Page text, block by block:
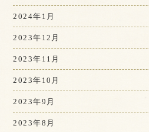
2024年1月
2023年12月
2023年11月
2023年10月
2023年9月
2023年8月